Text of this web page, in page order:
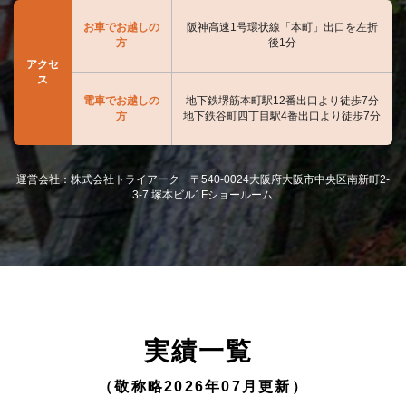
アクセ
ス
お車でお越しの
方
阪神高速1号環状線「本町」出口を左折
後1分
電車でお越しの
方
地下鉄堺筋本町駅12番出口より徒歩7分
地下鉄谷町四丁目駅4番出口より徒歩7分
運営会社：株式会社トライアーク 〒540-0024大阪府大阪市中央区南新町2-
3-7 塚本ビル1Fショールーム
実績一覧
（敬称略2026年07月更新）